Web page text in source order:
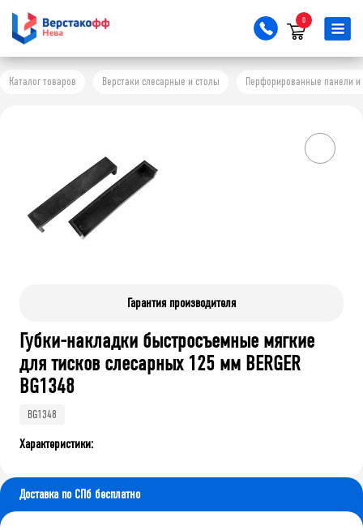
0
Каталог товаров Верстаки слесарные и столы Перфорированные панели и
Гарантия производителя
Губки-накладки быстросъемные мягкие
для тисков слесарных 125 мм BERGER
BG1348
BG1348
Характеристики:
Доставка по СПб бесплатно